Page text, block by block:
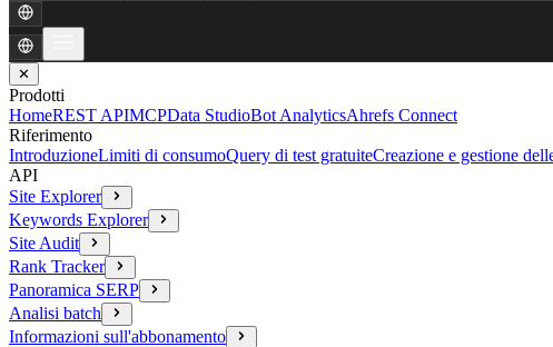
✕
Prodotti
HomeREST APIMCPData StudioBot AnalyticsAhrefs Connect
Riferimento
IntroduzioneLimiti di consumoQuery di test gratuiteCreazione e gestione
API
Site Explorer
Keywords Explorer
Site Audit
Rank Tracker
Panoramica SERP
Analisi batch
Informazioni sull'abbonamento